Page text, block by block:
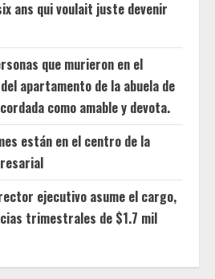
ans qui voulait juste devenir
que murieron en el
apartamento de la abuela de
como amable y devota.
están en el centro de la
ejecutivo asume el cargo,
trimestrales de $1.7 mil